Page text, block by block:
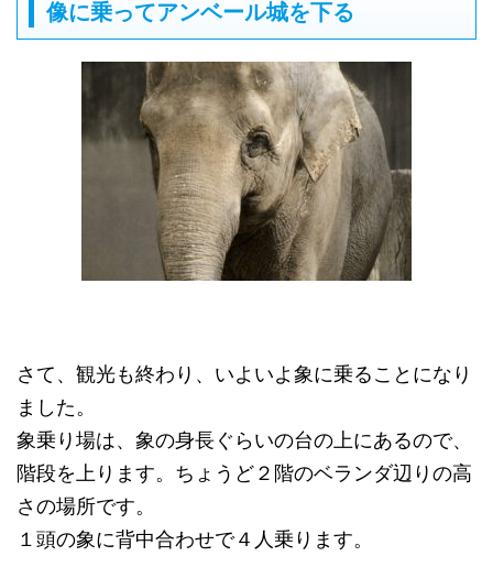
像に乗ってアンベール城を下る
さて、観光も終わり、いよいよ象に乗ることになり
ました。
象乗り場は、象の身長ぐらいの台の上にあるので、
階段を上ります。ちょうど２階のベランダ辺りの高
さの場所です。
１頭の象に背中合わせで４人乗ります。